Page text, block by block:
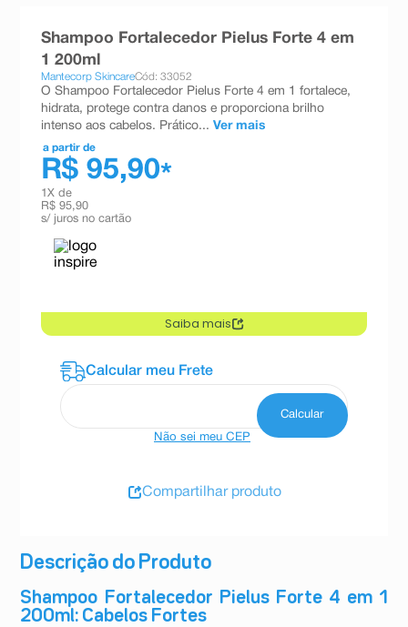
Descrição do Produto
Shampoo Fortalecedor Pielus Forte 4 em 1
200ml: Cabelos Fortes
Shampoo Fortalecedor Pielus Forte 4 em
1 200ml
Mantecorp SkincareCód: 33052
O Shampoo Fortalecedor Pielus Forte 4 em 1 fortalece,
hidrata, protege contra danos e proporciona brilho
intenso aos cabelos. Prático... Ver mais
a partir de
R$ 95,90*
1 X de
R$ 95,90
s/ juros no cartão
Saiba mais
Não sei meu CEP
Compartilhar produto
esmalte
10ºabsorvente